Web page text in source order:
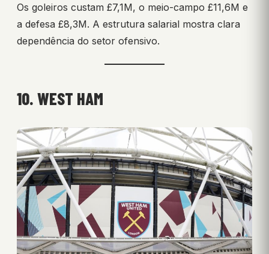
Os goleiros custam £7,1M, o meio-campo £11,6M e
a defesa £8,3M. A estrutura salarial mostra clara
dependência do setor ofensivo.
10. WEST HAM